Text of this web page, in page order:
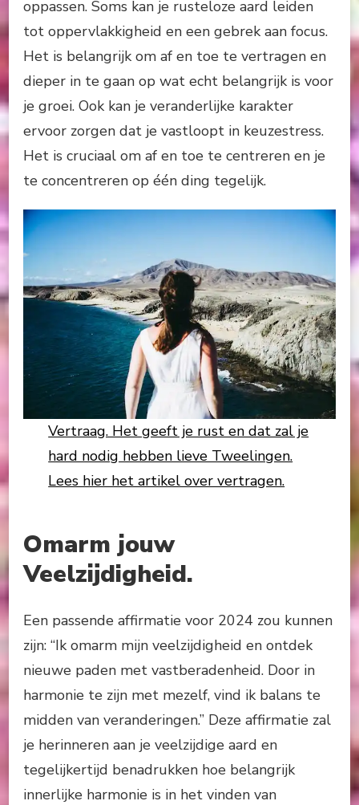
oppassen. Soms kan je rusteloze aard leiden
tot oppervlakkigheid en een gebrek aan focus.
Het is belangrijk om af en toe te vertragen en
dieper in te gaan op wat echt belangrijk is voor
je groei. Ook kan je veranderlijke karakter
ervoor zorgen dat je vastloopt in keuzestress.
Het is cruciaal om af en toe te centreren en je
te concentreren op één ding tegelijk.
Vertraag. Het geeft je rust en dat zal je
hard nodig hebben lieve Tweelingen.
Lees hier het artikel over vertragen.
Omarm jouw
Veelzijdigheid.
Een passende affirmatie voor 2024 zou kunnen
zijn: “Ik omarm mijn veelzijdigheid en ontdek
nieuwe paden met vastberadenheid. Door in
harmonie te zijn met mezelf, vind ik balans te
midden van veranderingen.” Deze affirmatie zal
je herinneren aan je veelzijdige aard en
tegelijkertijd benadrukken hoe belangrijk
innerlijke harmonie is in het vinden van